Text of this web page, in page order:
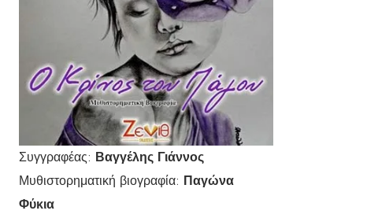
Συγγραφέας: Βαγγέλης Γιάννος
Μυθιστορηματική βιογραφία: Παγώνα
Φύκια